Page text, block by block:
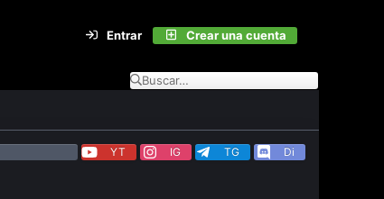
Entrar Crear una cuenta
YT IG TG Di